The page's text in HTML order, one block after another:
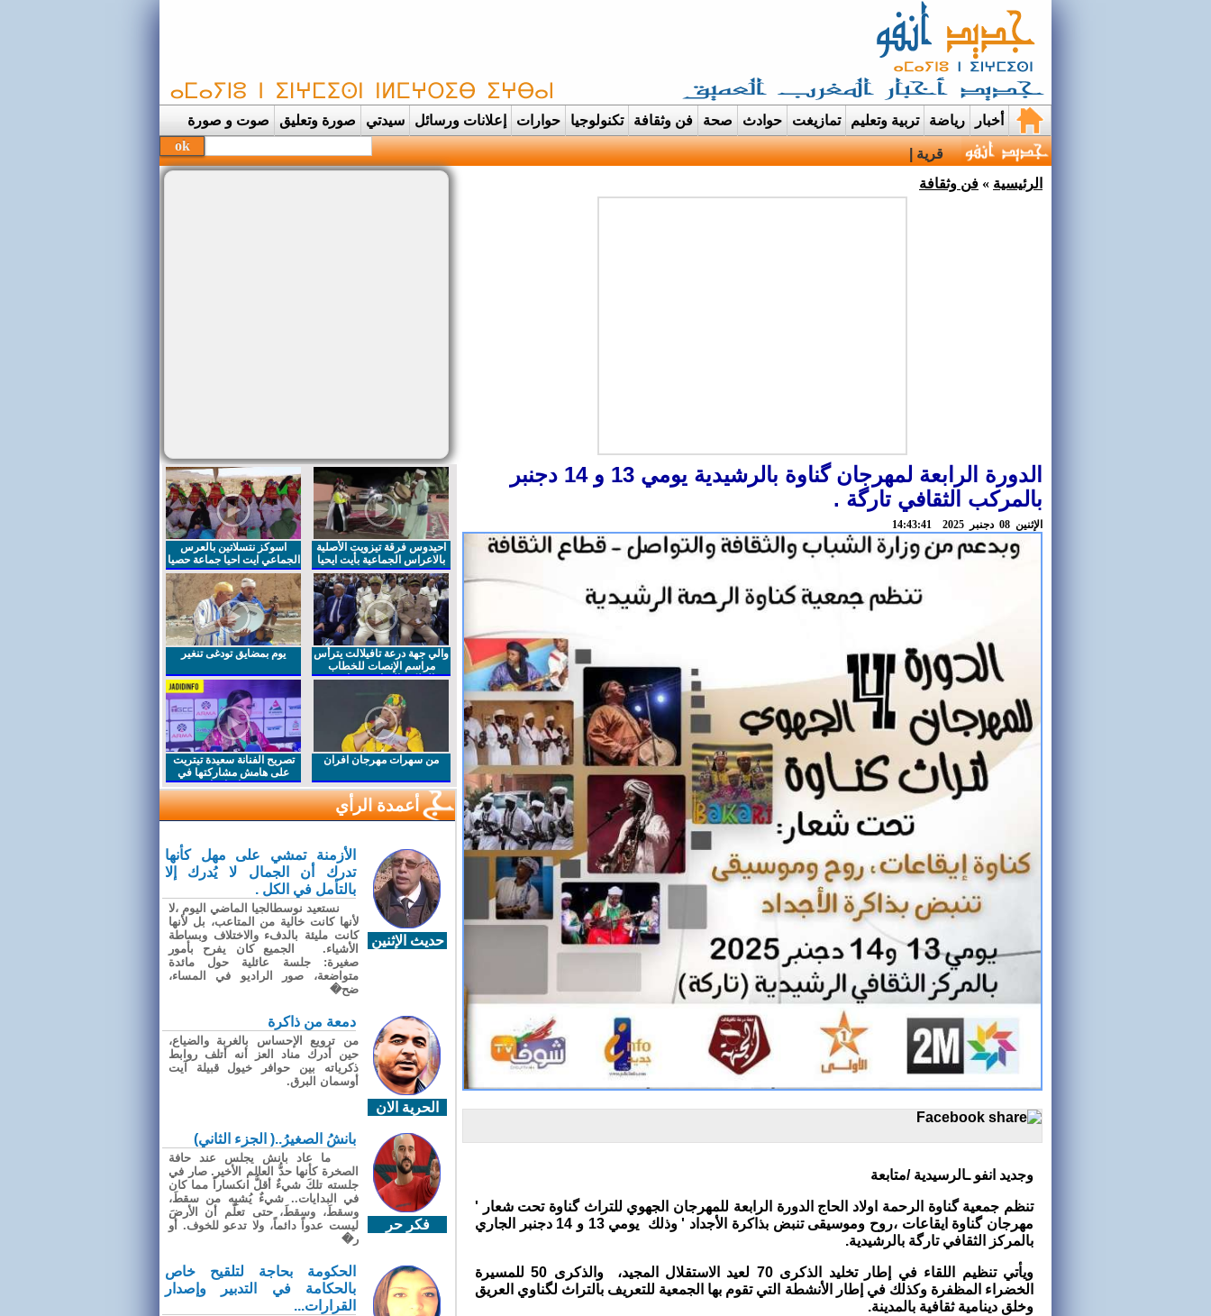
أخبار رياضة تربية وتعليم تمازيغت حوادث صحة فن وثقافة تكنولوجيا حوارات إعلانات ورسائل سيدتي صورة وتعليق صوت و صورة
قرية إيمي نواسيف بتارودانت تتحول الى عرس ايماني مهيب احتفاء بحفظ |
الرئيسية » فن وثقافة
الدورة الرابعة لمهرجان گناوة بالرشيدية يومي 13 و 14 دجنبر
بالمركب الثقافي تارگة .
اﻹثنين 08 دجنبر 2025 14:43:41
وجديد انفو ـالرسيدية /متابعة
تنظم جمعية گناوة الرحمة اولاد الحاج الدورة الرابعة للمهرجان الجهوي للتراث گناوة تحت شعار '
مهرجان گناوة ايقاعات ،روح وموسيقى تنبض بذاكرة الأجداد ' وذلك يومي 13 و 14 دجنبر الجاري
بالمركز الثقافي تارگة بالرشيدية.
ويأتي تنظيم اللقاء في إطار تخليد الذكرى 70 لعيد الاستقلال المجيد، والذكرى 50 للمسيرة
الخضراء المظفرة وكذلك في إطار الأنشطة التي تقوم بها الجمعية للتعريف بالتراث لگناوي العريق
وخلق دينامية ثقافية بالمدينة.
احيدوس فرقة تيزويت الأصلية
بالاعراس الجماعية بأيت ايحيا
اسوكز نتسلاتين بالعرس
الجماعي ايت احيا جماعة حصيا
والي جهة درعة تافيلالت يترأس
مراسم الإنصات للخطاب
الملكي السامي بمناسبة
يوم بمضايق تودغى تنغير
من سهرات مهرجان افران
تصريح الفنانة سعيدة تيتريت
على هامش مشاركتها في
مهرجان افران
أعمدة الرأي
حديث الإثنين
الأزمنة تمشي على مهل كأنها
تدرك أن الجمال لا يُدرك إلا
بالتأمل في الكل .
نستعيد نوسطالجيا الماضي اليوم ،لا
لأنها كانت خالية من المتاعب، بل لأنها
كانت مليئة بالدفء والاختلاف وبساطة
الأشياء. الجميع كان يفرح بأمور
صغيرة: جلسة عائلية حول مائدة
متواضعة، صور الراديو في المساء،
ضح�
الحرية الان
دمعة من ذاكرة
من ترويع الإحساس بالغربة والضياع،
حين أدرك مناد العز أنه أتلف روابط
ذكرياته بين حوافر خيول قبيلة آيت
أوسمان البرق.
فكر حر
بانشُ الصغيرُ..( الجزء الثاني)
ما عاد بانش يجلس عند حافة
الصخرة كأنها حدُّ العالم الأخير. صار في
جلسته تلكَ شيءٌ أقلُّ انكساراً مما كان
في البدايات.. شيءٌ يُشبِه من سقطَ،
وسقطَ، وسقطَ، حتى تعلّم أن الأرضَ
ليست عدواً دائماً، ولا تدعو للخوف. أو
ر�
الحكومة بحاجة لتلقيح خاص
بالحكامة في التدبير وإصدار
القرارات...